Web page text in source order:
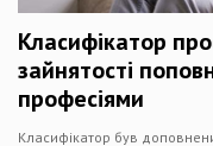
Класифікатор
зайнятості
професіями
Класифікатор був